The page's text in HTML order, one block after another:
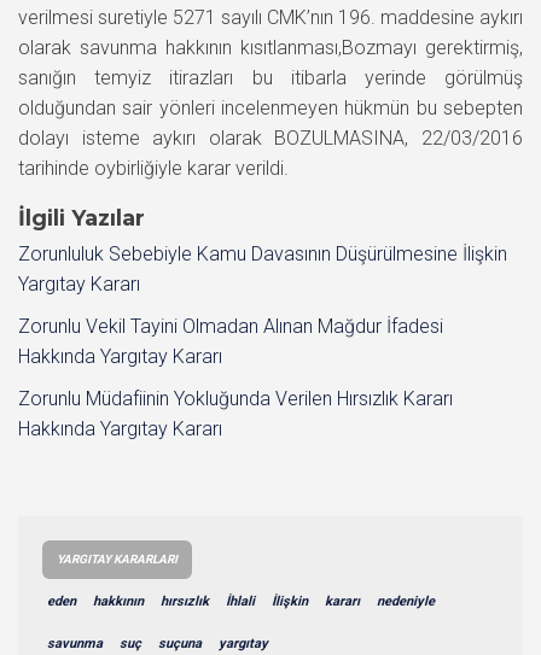
verilmesi suretiyle 5271 sayılı CMK’nın 196. maddesine aykırı
olarak savunma hakkının kısıtlanması,Bozmayı gerektirmiş,
sanığın temyiz itirazları bu itibarla yerinde görülmüş
olduğundan sair yönleri incelenmeyen hükmün bu sebepten
dolayı isteme aykırı olarak BOZULMASINA, 22/03/2016
tarihinde oybirliğiyle karar verildi.
İlgili Yazılar
Zorunluluk Sebebiyle Kamu Davasının Düşürülmesine İlişkin
Yargıtay Kararı
Zorunlu Vekil Tayini Olmadan Alınan Mağdur İfadesi
Hakkında Yargıtay Kararı
Zorunlu Müdafiinin Yokluğunda Verilen Hırsızlık Kararı
Hakkında Yargıtay Kararı
YARGITAY KARARLARI
eden hakkının hırsızlık İhlali İlişkin kararı nedeniyle
savunma suç suçuna yargıtay